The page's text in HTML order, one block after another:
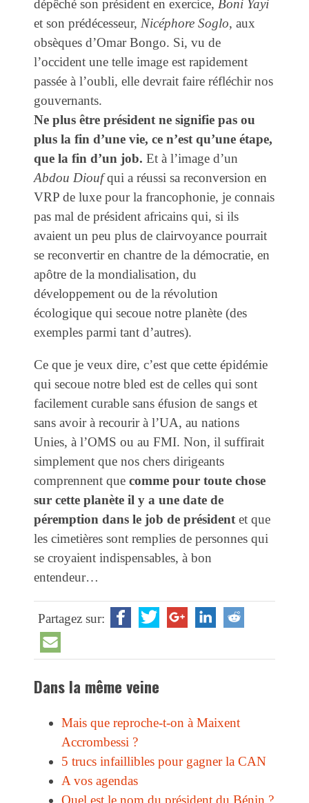
dépêché son président en exercice, Boni Yayi
et son prédécesseur, Nicéphore Soglo, aux
obsèques d’Omar Bongo. Si, vu de
l’occident une telle image est rapidement
passée à l’oubli, elle devrait faire réfléchir nos
gouvernants.
Ne plus être président ne signifie pas ou
plus la fin d’une vie, ce n’est qu’une étape,
que la fin d’un job. Et à l’image d’un
Abdou Dioufqui a réussi sa reconversion en
VRP de luxe pour la francophonie, je connais
pas mal de président africains qui, si ils
avaient un peu plus de clairvoyance pourrait
se reconvertir en chantre de la démocratie, en
apôtre de la mondialisation, du
développement ou de la révolution
écologique qui secoue notre planète (des
exemples parmi tant d’autres).
Ce que je veux dire, c’est que cette épidémie
qui secoue notre bled est de celles qui sont
facilement curable sans éfusion de sangs et
sans avoir à recourir à l’UA, au nations
Unies, à l’OMS ou au FMI. Non, il suffirait
simplement que nos chers dirigeants
comprennent que comme pour toute chose
sur cette planète il y a une date de
péremption dans le job de présidentet que
les cimetières sont remplies de personnes qui
se croyaient indispensables, à bon
entendeur…
Partagez sur:
Dans la même veine
Mais que reproche-t-on à Maixent
Accrombessi ?
5 trucs infaillibles pour gagner la CAN
A vos agendas
Quel est le nom du président du Bénin ?